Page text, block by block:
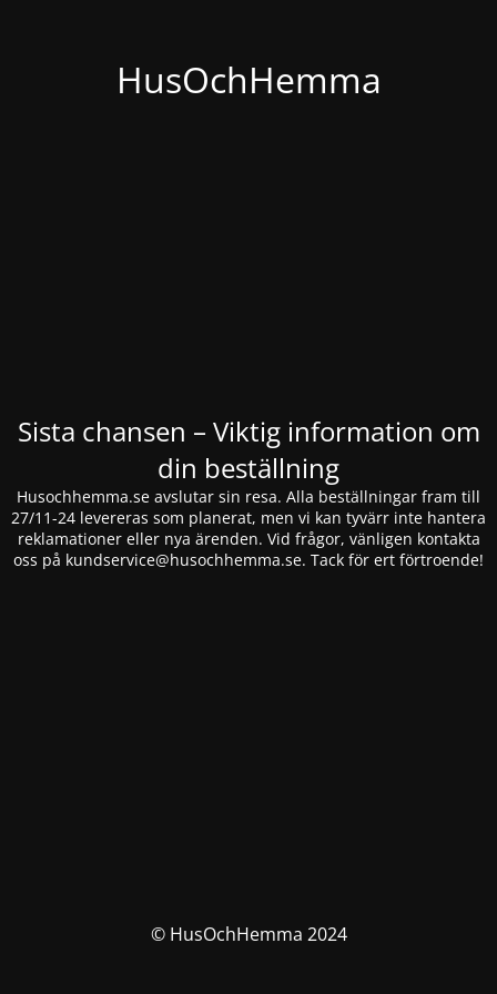
HusOchHemma
Sista chansen – Viktig information om
din beställning
Husochhemma.se avslutar sin resa. Alla beställningar fram till
27/11-24 levereras som planerat, men vi kan tyvärr inte hantera
reklamationer eller nya ärenden. Vid frågor, vänligen kontakta
oss på kundservice@husochhemma.se. Tack för ert förtroende!
© HusOchHemma 2024